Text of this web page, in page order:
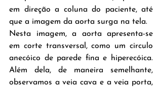
em direção a coluna do paciente, até
que a imagem da aorta surga na tela.
Nesta imagem, a aorta apresenta-se
em corte transversal, como um circulo
anecóico de parede fina e hiperecóica.
Além dela, de maneira semelhante,
observamos a veia cava e a veia porta,